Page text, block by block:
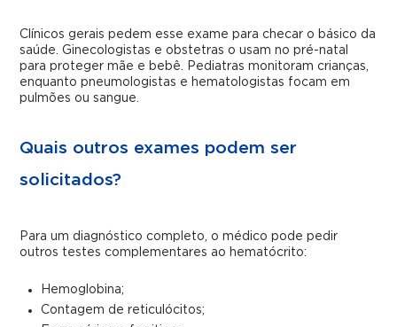
Clínicos gerais pedem esse exame para checar o básico da
saúde. Ginecologistas e obstetras o usam no pré-natal
para proteger mãe e bebê. Pediatras monitoram crianças,
enquanto pneumologistas e hematologistas focam em
pulmões ou sangue.
Quais outros exames podem ser
solicitados?
Para um diagnóstico completo, o médico pode pedir
outros testes complementares ao hematócrito:
Hemoglobina;
Contagem de reticulócitos;